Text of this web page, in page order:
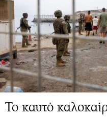
Το καυτό